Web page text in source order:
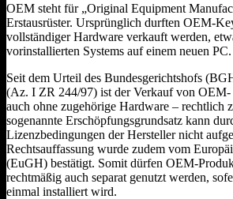
OEM steht für „Original Equipment
Erstausrüster. Ursprünglich durften OEM-
vollständiger Hardware verkauft werden,
vorinstallierten Systems auf einem neuen PC.
Seit dem Urteil des Bundesgerichtshofs
(Az. I ZR 244/97) ist der Verkauf von OEM-
auch ohne zugehörige Hardware – rechtlich
sogenannte Erschöpfungsgrundsatz kann
Lizenzbedingungen der Hersteller nicht
Rechtsauffassung wurde zudem vom
(EuGH) bestätigt. Somit dürfen OEM-
rechtmäßig auch separat genutzt werden,
einmal installiert wird.